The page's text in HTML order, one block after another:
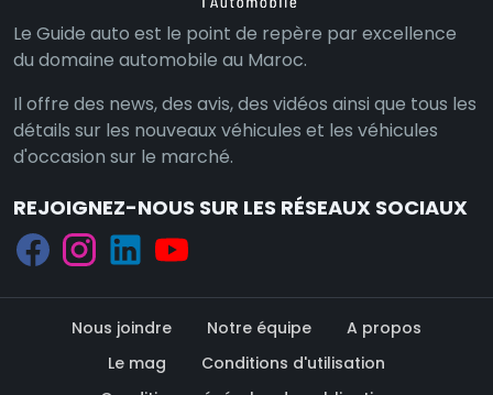
Le Guide auto est le point de repère par excellence
du domaine automobile au Maroc.
Il offre des news, des avis, des vidéos ainsi que tous les
détails sur les nouveaux véhicules et les véhicules
d'occasion sur le marché.
REJOIGNEZ-NOUS SUR LES RÉSEAUX SOCIAUX
Nous joindre Notre équipe
A propos
Le mag
Conditions d'utilisation